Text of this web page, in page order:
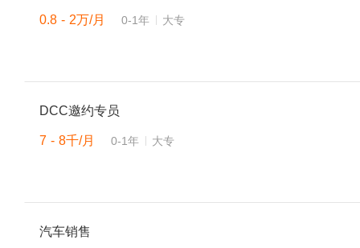
0.8 - 2万/月 0-1年 大专
DCC邀约专员
7 - 8千/月 0-1年 大专
汽车销售